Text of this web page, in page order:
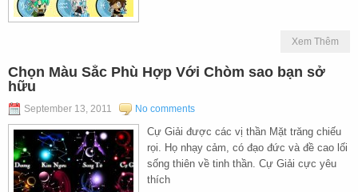
Xem Thêm
Chọn Màu Sắc Phù Hợp Với Chòm sao bạn sở
hữu
September 13, 2011 No comments
Cự Giải được các vị thần Mặt trăng chiếu
rọi. Họ nhạy cảm, có đạo đức và đề cao lối
sống thiên về tinh thần. Cự Giải cực yêu
thích